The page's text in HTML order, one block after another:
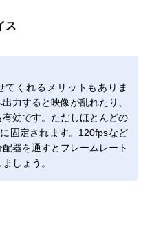
ス
てくれるメリットもありま
力すると映像が乱れたり、
効です。ただしほとんどの
固定されます。120fpsなど
器を通すとフレームレート
しょう。